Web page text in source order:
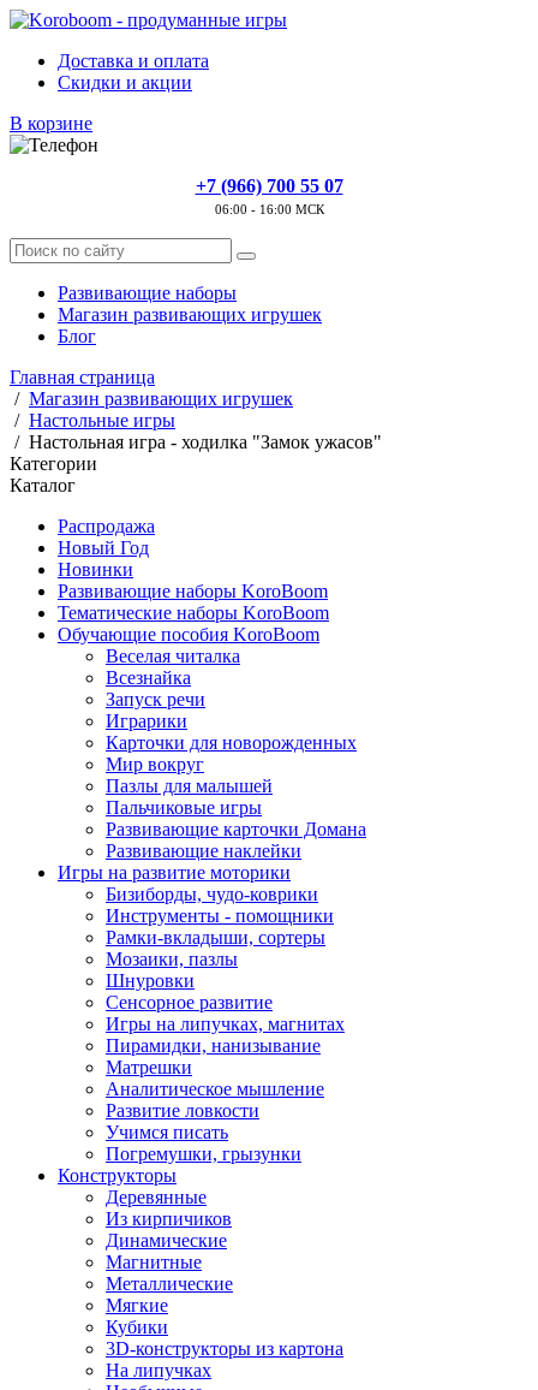
Доставка и оплата
Скидки и акции
В корзине
+7 (966) 700 55 07
06:00 - 16:00 МСК
Развивающие наборы
Магазин развивающих игрушек
Блог
Главная страница
/ Магазин развивающих игрушек
/ Настольные игры
/ Настольная игра - ходилка "Замок ужасов"
Категории
Каталог
Распродажа
Новый Год
Новинки
Развивающие наборы KoroBoom
Тематические наборы KoroBoom
Обучающие пособия KoroBoom
Веселая читалка
Всезнайка
Запуск речи
Играрики
Карточки для новорожденных
Мир вокруг
Пазлы для малышей
Пальчиковые игры
Развивающие карточки Домана
Развивающие наклейки
Игры на развитие моторики
Бизиборды, чудо-коврики
Инструменты - помощники
Рамки-вкладыши, сортеры
Мозаики, пазлы
Шнуровки
Сенсорное развитие
Игры на липучках, магнитах
Пирамидки, нанизывание
Матрешки
Аналитическое мышление
Развитие ловкости
Учимся писать
Погремушки, грызунки
Конструкторы
Деревянные
Из кирпичиков
Динамические
Магнитные
Металлические
Мягкие
Кубики
3D-конструкторы из картона
На липучках